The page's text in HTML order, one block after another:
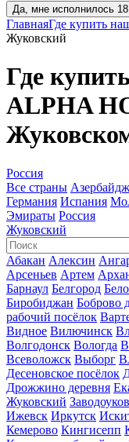
Да, мне исполнилось
ГлавнаяГде купить
Жуковский
Где
ALPHA
Россия
Все страны
Германия Испания
Эмираты Россия
Жуковский
Абакан Алексин
Арсеньев Артем
Барнаул Белгород
Биробиджан Боброво
рабочий посёлок
Видное Вилючинск
Волгодонск Вологда
Всеволожск Выборг
Десеновское посёлок
Дрожжино деревня
Жуковский
Ижевск Иркутск
Кемерово Кингисепп